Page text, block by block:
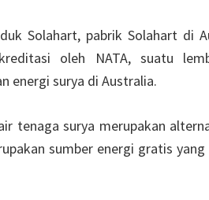
Solahart, pabrik Solahart di
oleh NATA, suatu
energi surya di Australia.
tenaga surya merupakan
sumber energi gratis